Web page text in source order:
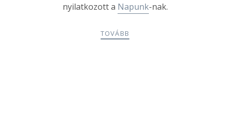
nyilatkozott a Napunk-nak.
TOVÁBB